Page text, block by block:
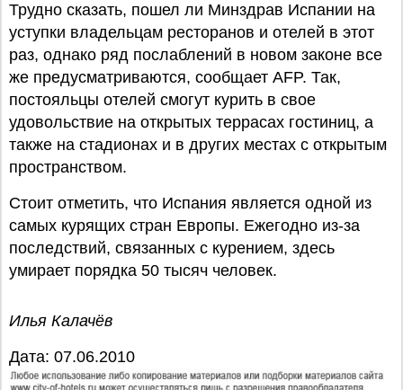
Трудно сказать, пошел ли Минздрав Испании на
уступки владельцам ресторанов и отелей в этот
раз, однако ряд послаблений в новом законе все
же предусматриваются, сообщает AFP. Так,
постояльцы отелей смогут курить в свое
удовольствие на открытых террасах гостиниц, а
также на стадионах и в других местах с открытым
пространством.
Стоит отметить, что Испания является одной из
самых курящих стран Европы. Ежегодно из-за
последствий, связанных с курением, здесь
умирает порядка 50 тысяч человек.
Илья Калачёв
Дата: 07.06.2010